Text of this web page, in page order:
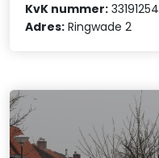
KvK nummer: 33191254
Adres: Ringwade 2